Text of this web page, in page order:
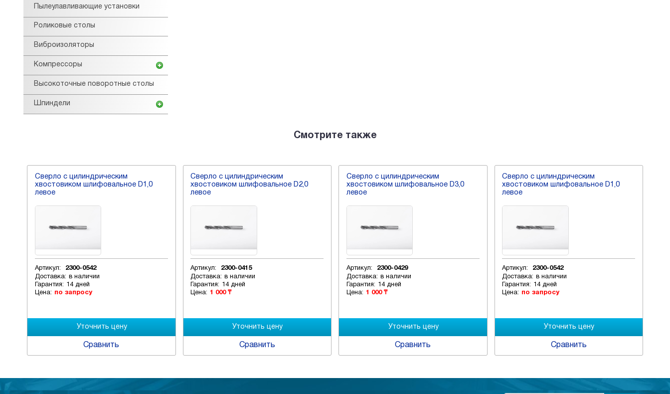
Пылеулавливающие установки
Роликовые столы
Виброизоляторы
Компрессоры
Высокоточные поворотные столы
Шпиндели
Смотрите также
Сверло с цилиндрическим
хвостовиком шлифовальное D1,0
левое
Артикул:
2300-0542
Доставка:
в наличии
Гарантия:
14 дней
Цена:
по запросу
Сравнить
Сверло с цилиндрическим
хвостовиком шлифовальное D2,0
левое
Артикул:
2300-0415
Доставка:
в наличии
Гарантия:
14 дней
Цена: 1 000 ₸
Сравнить
Сверло с цилиндрическим
хвостовиком шлифовальное D3,0
левое
Артикул:
2300-0429
Доставка:
в наличии
Гарантия:
14 дней
Цена: 1 000 ₸
Сравнить
Сверло с цилиндрическим
хвостовиком шлифовальное D1,0
левое
Артикул:
2300-0542
Доставка:
в наличии
Гарантия:
14 дней
Цена:
по запросу
Сравнить